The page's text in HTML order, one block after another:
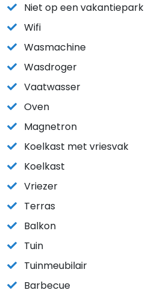
Niet op een vakantiepark
Wifi
Wasmachine
Wasdroger
Vaatwasser
Oven
Magnetron
Koelkast met vriesvak
Koelkast
Vriezer
Terras
Balkon
Tuin
Tuinmeubilair
Barbecue